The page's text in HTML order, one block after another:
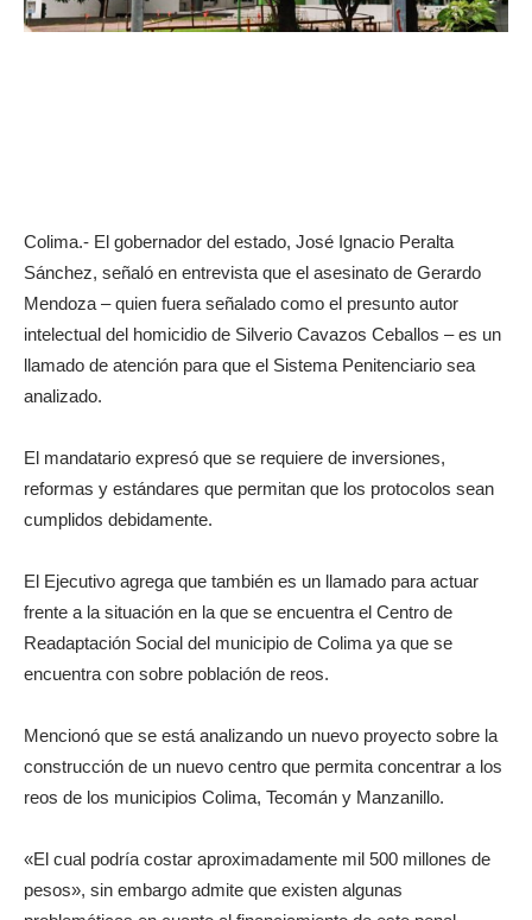
Colima.- El gobernador del estado, José Ignacio Peralta
Sánchez, señaló en entrevista que el asesinato de Gerardo
Mendoza – quien fuera señalado como el presunto autor
intelectual del homicidio de Silverio Cavazos Ceballos – es un
llamado de atención para que el Sistema Penitenciario sea
analizado.
El mandatario expresó que se requiere de inversiones,
reformas y estándares que permitan que los protocolos sean
cumplidos debidamente.
El Ejecutivo agrega que también es un llamado para actuar
frente a la situación en la que se encuentra el Centro de
Readaptación Social del municipio de Colima ya que se
encuentra con sobre población de reos.
Mencionó que se está analizando un nuevo proyecto sobre la
construcción de un nuevo centro que permita concentrar a los
reos de los municipios Colima, Tecomán y Manzanillo.
«El cual podría costar aproximadamente mil 500 millones de
pesos», sin embargo admite que existen algunas